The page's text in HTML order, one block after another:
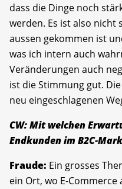
dass die Dinge noch
werden. Es ist also nicht
aussen gekommen ist
was ich intern auch
Veränderungen auch
ist die Stimmung gut.
neu eingeschlagenen
CW: Mit welchen
Endkunden im B2C-
Fraude: Ein grosses
ein Ort, wo E-